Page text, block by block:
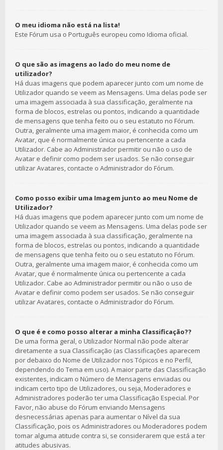
O meu idioma não está na lista!
Este Fórum usa o Português europeu como Idioma oficial.
O que são as imagens ao lado do meu nome de
utilizador?
Há duas imagens que podem aparecer junto com um nome de
Utilizador quando se veem as Mensagens. Uma delas pode ser
uma imagem associada à sua classificação, geralmente na
forma de blocos, estrelas ou pontos, indicando a quantidade
de mensagens que tenha feito ou o seu estatuto no Fórum.
Outra, geralmente uma imagem maior, é conhecida como um
Avatar, que é normalmente única ou pertencente a cada
Utilizador. Cabe ao Administrador permitir ou não o uso de
Avatar e definir como podem ser usados. Se não conseguir
utilizar Avatares, contacte o Administrador do Fórum.
Como posso exibir uma Imagem junto ao meu Nome de
Utilizador?
Há duas imagens que podem aparecer junto com um nome de
Utilizador quando se veem as Mensagens. Uma delas pode ser
uma imagem associada à sua classificação, geralmente na
forma de blocos, estrelas ou pontos, indicando a quantidade
de mensagens que tenha feito ou o seu estatuto no Fórum.
Outra, geralmente uma imagem maior, é conhecida como um
Avatar, que é normalmente única ou pertencente a cada
Utilizador. Cabe ao Administrador permitir ou não o uso de
Avatar e definir como podem ser usados. Se não conseguir
utilizar Avatares, contacte o Administrador do Fórum.
O que é e como posso alterar a minha Classificação??
De uma forma geral, o Utilizador Normal não pode alterar
diretamente a sua Classificação (as Classificações aparecem
por debaixo do Nome de Utilizador nos Tópicos e no Perfil,
dependendo do Tema em uso). A maior parte das Classificação
existentes, indicam o Número de Mensagens enviadas ou
indicam certo tipo de Utilizadores, ou seja, Moderadores e
Administradores poderão ter uma Classificação Especial. Por
Favor, não abuse do Fórum enviando Mensagens
desnecessárias apenas para aumentar o Nível da sua
Classificação, pois os Administradores ou Moderadores podem
tomar alguma atitude contra si, se considerarem que está a ter
atitudes abusivas.